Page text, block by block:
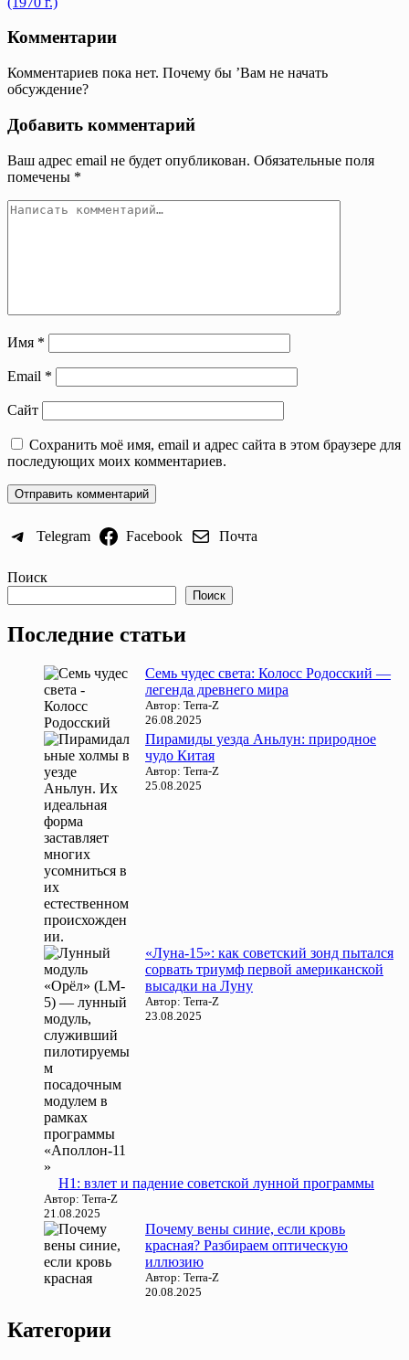
Комментарии
Комментариев пока нет. Почему бы ’Вам не начать
обсуждение?
Добавить комментарий
Ваш адрес email не будет опубликован. Обязательные поля
помечены *
Имя *
Email *
Сайт
Сохранить моё имя, email и адрес сайта в этом браузере для
последующих моих комментариев.
Telegram Facebook Почта
Поиск
Поиск
Последние статьи
Семь чудес света: Колосс Родосский —
легенда древнего мира
Автор: Terra-Z
26.08.2025
Пирамиды уезда Аньлун: природное
чудо Китая
Автор: Terra-Z
25.08.2025
«Луна-15»: как советский зонд пытался
сорвать триумф первой американской
высадки на Луну
Автор: Terra-Z
23.08.2025
Н1: взлет и падение советской лунной программы
Автор: Terra-Z
21.08.2025
Почему вены синие, если кровь
красная? Разбираем оптическую
иллюзию
Автор: Terra-Z
20.08.2025
Категории